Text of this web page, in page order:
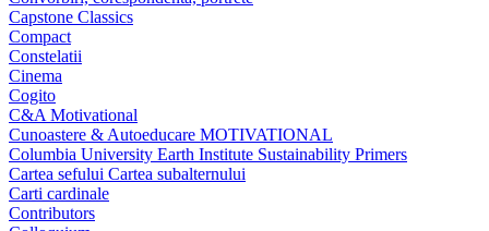
Capstone Classics
Compact
Constelatii
Cinema
Cogito
C&A Motivational
Cunoastere & Autoeducare MOTIVATIONAL
Columbia University Earth Institute Sustainability Primers
Cartea sefului Cartea subalternului
Carti cardinale
Contributors